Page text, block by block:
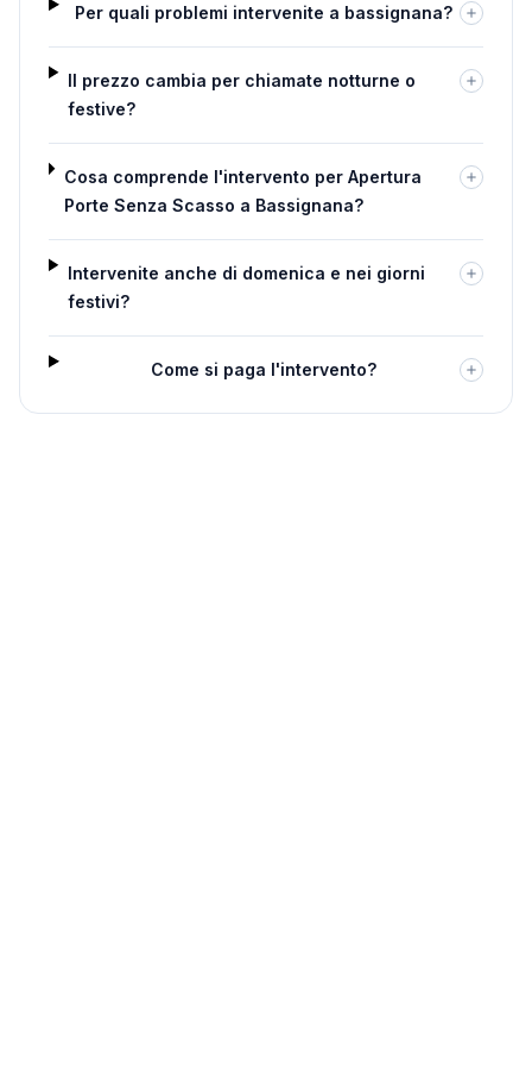
Per quali problemi intervenite a bassignana?
Il prezzo cambia per chiamate notturne o
festive?
Cosa comprende l'intervento per Apertura
Porte Senza Scasso a Bassignana?
Intervenite anche di domenica e nei giorni
festivi?
Come si paga l'intervento?